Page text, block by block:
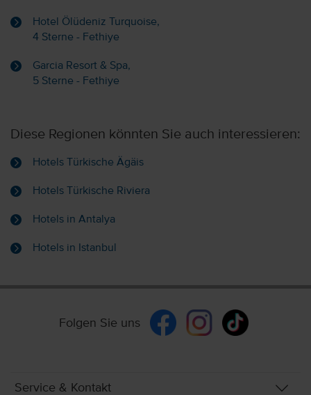
Hotel Ölüdeniz Turquoise,
4 Sterne - Fethiye
Garcia Resort & Spa,
5 Sterne - Fethiye
Diese Regionen könnten Sie auch interessieren:
Hotels Türkische Ägäis
Hotels Türkische Riviera
Hotels in Antalya
Hotels in Istanbul
Folgen Sie uns
Service & Kontakt